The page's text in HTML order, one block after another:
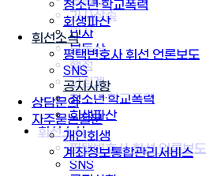
청소년·학교폭력
회생파산
휘선소식
평택변호사 휘선 언론보도
SNS
공지사항
상담문의
자주묻는질문
개인회생
계좌정보통합관리서비스
가사상속
민사
부동산
행정
군징계
청소년·학교폭력
회생파산
휘선소식
평택변호사 휘선 언론보도
SNS